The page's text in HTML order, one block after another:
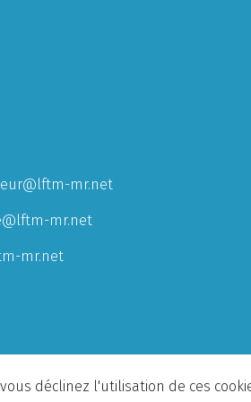
mr.net
mr.net
mr.net
déclinez l'utilisation de ces